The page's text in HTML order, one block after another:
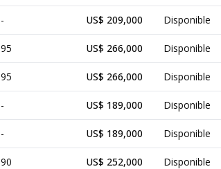
- US$ 209,000 Disponible
95 US$ 266,000 Disponible
95 US$ 266,000 Disponible
- US$ 189,000 Disponible
- US$ 189,000 Disponible
90 US$ 252,000 Disponible